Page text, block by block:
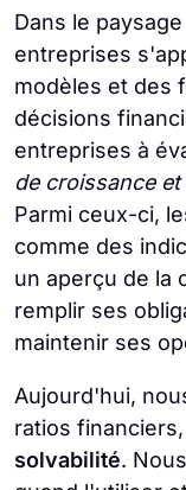
Dans le
entreprises
modèles et des
décisions
entreprises à
de croissance
Parmi ceux-ci,
comme des
un aperçu de la
remplir ses
maintenir ses
Aujourd'hui,
ratios financiers,
solvabilité.